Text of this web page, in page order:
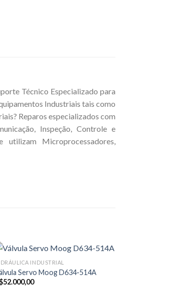
Técnico Especializado para
Industriais tais como
Reparos especializados com
Inspeção, Controle e
Microprocessadores,
INDUSTRIAL
Servo Moog D634-514A
52.000,00